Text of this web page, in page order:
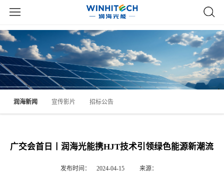
润海新闻 宣传影片 招标公告
广交会首日丨润海光能携HJT技术引领绿色能源新潮流
发布时间： 2024-04-15 来源：